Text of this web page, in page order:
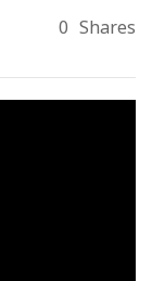
0 Shares